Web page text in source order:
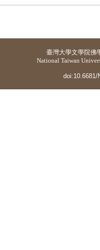
臺灣大學文學院佛
National Taiwan
doi:10.6681/